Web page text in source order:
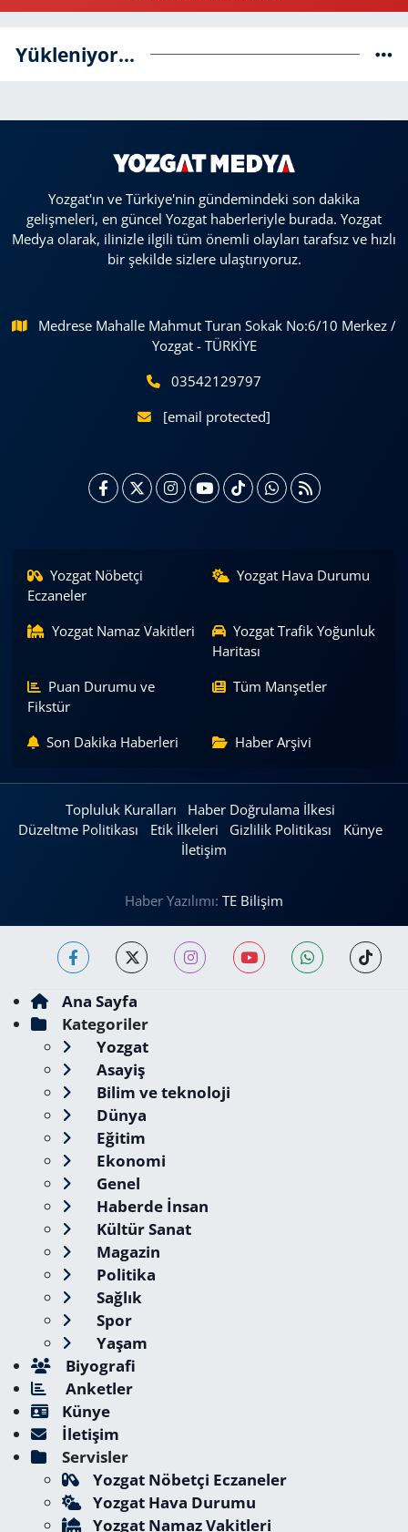
Yükleniyor...
Yozgat'ın ve Türkiye'nin gündemindeki son dakika
gelişmeleri, en güncel Yozgat haberleriyle burada. Yozgat
Medya olarak, ilinizle ilgili tüm önemli olayları tarafsız ve hızlı
bir şekilde sizlere ulaştırıyoruz.
Medrese Mahalle Mahmut Turan Sokak No:6/10 Merkez /
Yozgat - TÜRKİYE
03542129797
[email protected]
Yozgat Nöbetçi
Eczaneler
Yozgat Hava Durumu
Yozgat Namaz Vakitleri
Yozgat Trafik Yoğunluk
Haritası
Puan Durumu ve
Fikstür
Tüm Manşetler
Son Dakika Haberleri Haber Arşivi
Topluluk Kuralları
Haber Doğrulama İlkesi
Düzeltme Politikası
Etik İlkeleri Gizlilik Politikası
Künye
İletişim
Haber Yazılımı: TE Bilişim
Ana Sayfa
Kategoriler
Yozgat
Asayiş
Bilim ve teknoloji
Dünya
Eğitim
Ekonomi
Genel
Haberde İnsan
Kültür Sanat
Magazin
Politika
Sağlık
Spor
Yaşam
Biyografi
Anketler
Künye
İletişim
Servisler
Yozgat Nöbetçi Eczaneler
Yozgat Hava Durumu
Yozgat Namaz Vakitleri